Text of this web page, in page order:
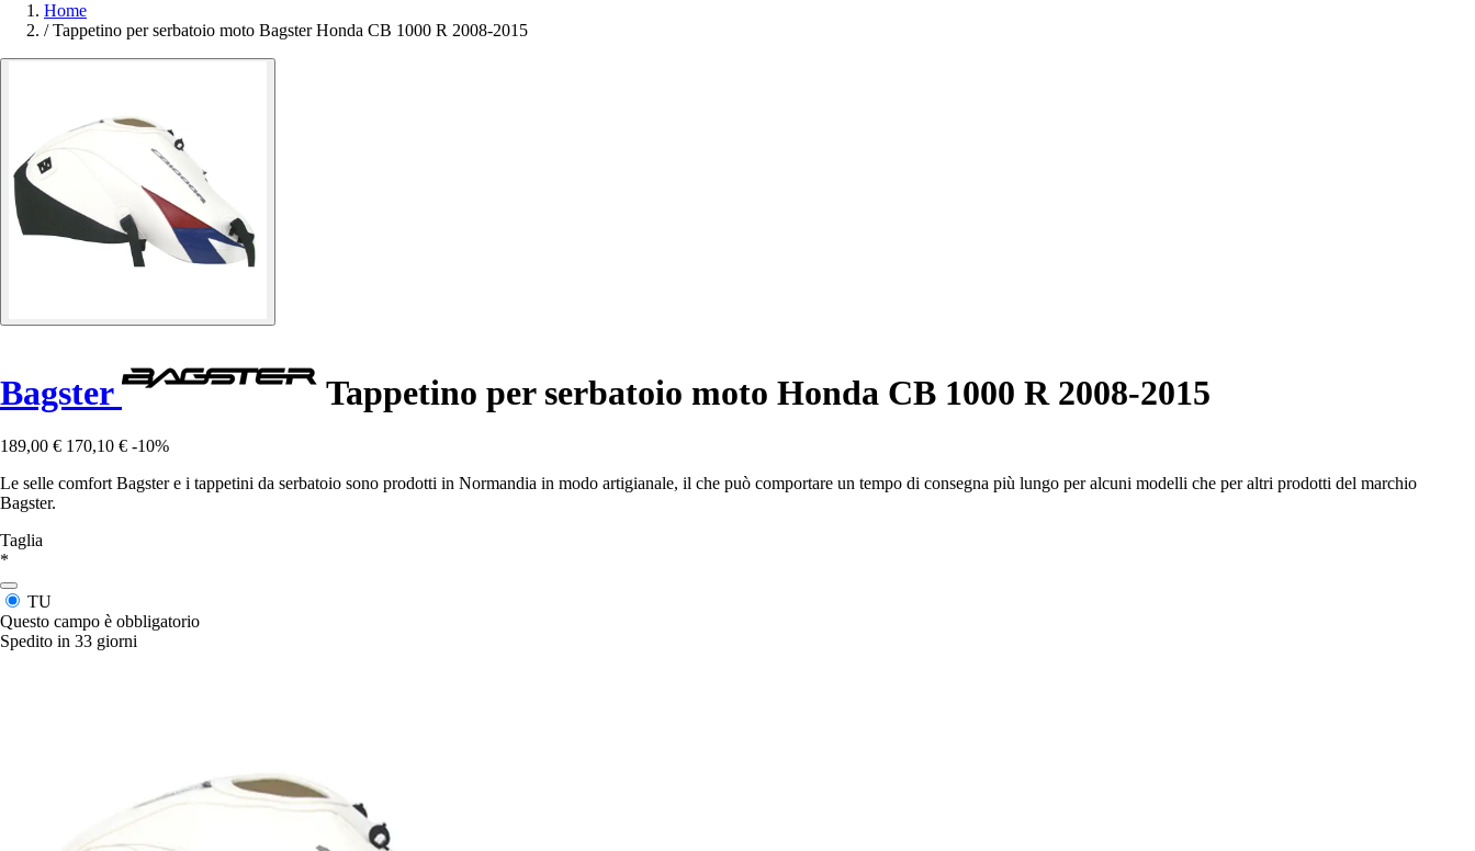
Home
/ Tappetino per serbatoio moto Bagster Honda CB 1000 R 2008-2015
Bagster Tappetino per serbatoio moto Honda CB 1000 R 2008-2015
189,00 € 170,10 € -10%
Le selle comfort Bagster e i tappetini da serbatoio sono prodotti in Normandia in modo artigianale, il che può comportare un tempo di consegna più lungo per alcuni modelli che per altri prodotti del marchio
Bagster.
Taglia
*
TU
Questo campo è obbligatorio
Spedito in 33 giorni